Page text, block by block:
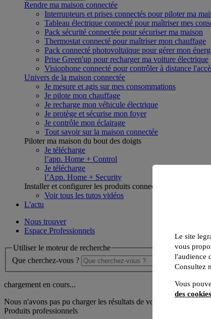
Rendre ma maison connectée
Interrupteurs et prises connectés pour piloter ma
Tableau électrique connecté pour maîtriser mes
Pack sécurité connectée pour sécuriser ma maison
Thermostat connecté pour maîtriser mon chauffage
Pack connecté photovoltaïque pour gérer mon
Prise Green'up pour recharger ma voiture électrique
Visiophone connecté pour contrôler à distance
Univers de la maison connectée
Je mesure et agis sur mes consommations
Je pilote mon chauffage
Je recharge mon véhicule électrique
Je protège et sécurise mon foyer
Je contrôle mon éclairage
Tout savoir sur la maison connectée
Piloter ma maison du bout des doigts
Je télécharge
l’app. Home + Control
Je télécharge
l’App. Home + Security
Installer et configurer les produits connectés
Voir tous les tutos vidéos
L'actu
Nous trouver
Espace Professionnels
Utiliser le moteur de recherche
Que cherchez-vous ?
chargement en cours...
Nous n'avons pas pu charger les résultats de votre recherche
Produits professionnels
Le site
vous
l'audience
Consultez
Vous
des cookies